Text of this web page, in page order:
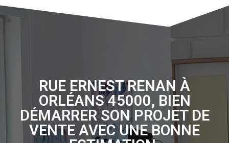
RUE ERNEST RENAN À
ORLÉANS 45000, BIEN
DÉMARRER SON PROJET DE
VENTE AVEC UNE BONNE